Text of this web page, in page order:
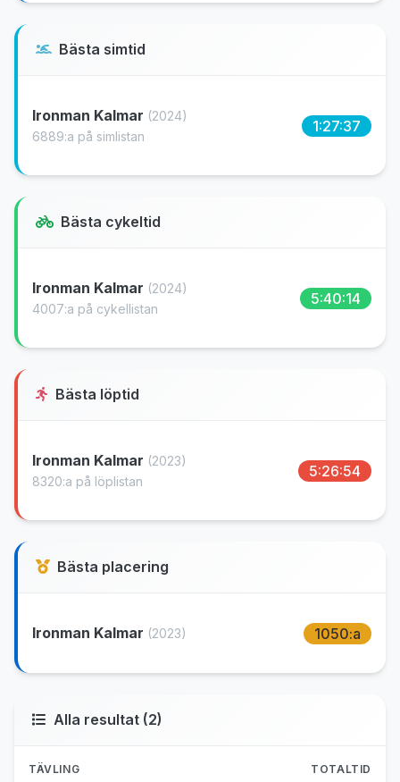
Bästa simtid
Ironman Kalmar (2024)
6889:a på simlistan
1:27:37
Bästa cykeltid
Ironman Kalmar (2024)
4007:a på cykellistan
5:40:14
Bästa löptid
Ironman Kalmar (2023)
8320:a på löplistan
5:26:54
Bästa placering
Ironman Kalmar (2023) 1050:a
Alla resultat (2)
TÄVLING TOTALTID